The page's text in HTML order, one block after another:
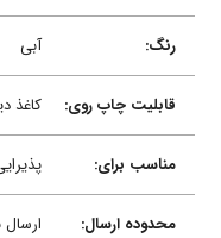
رنگ: آبی
قابلیت چاپ روی: کاغذ
مناسب برای:
محدوده ارسال: